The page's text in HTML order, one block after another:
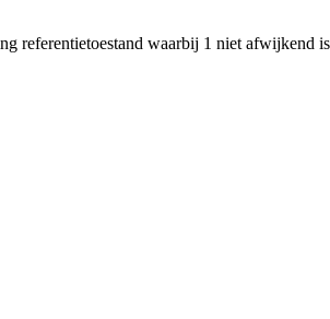
referentietoestand waarbij 1 niet afwijkend